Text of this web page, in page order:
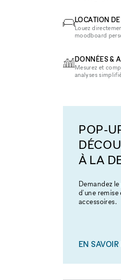
LOCATION
Louez
moodboard
DONNÉES &
Mesurez et
analyses
POP-
À LA
Demandez
d'une remise
accessoires.
EN SAVOIR